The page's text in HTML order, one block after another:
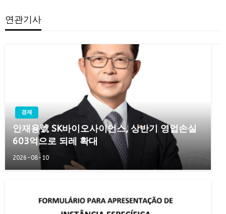
연관기사
경제
안재용號 SK바이오사이언스, 상반기 영업손실
603억으로 되레 확대
2026-08-10